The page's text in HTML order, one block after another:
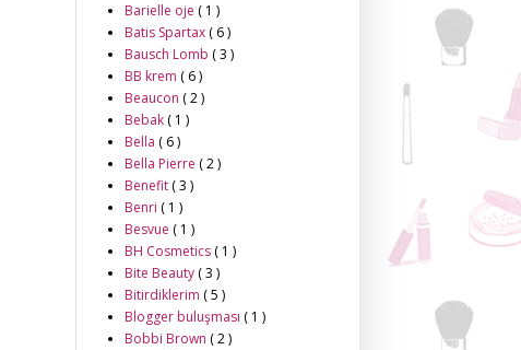
Barielle oje ( 1 )
Batis Spartax ( 6 )
Bausch Lomb ( 3 )
BB krem ( 6 )
Beaucon ( 2 )
Bebak ( 1 )
Bella ( 6 )
Bella Pierre ( 2 )
Benefit ( 3 )
Benri ( 1 )
Besvue ( 1 )
BH Cosmetics ( 1 )
Bite Beauty ( 3 )
Bitirdiklerim ( 5 )
Blogger buluşması ( 1 )
Bobbi Brown ( 2 )